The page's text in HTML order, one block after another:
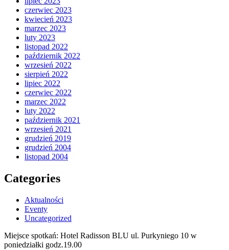
czerwiec 2023
kwiecień 2023
marzec 2023
luty 2023
listopad 2022
październik 2022
wrzesień 2022
sierpień 2022
lipiec 2022
czerwiec 2022
marzec 2022
luty 2022
październik 2021
wrzesień 2021
grudzień 2019
grudzień 2004
listopad 2004
Categories
Aktualności
Eventy
Uncategorized
Miejsce spotkań: Hotel Radisson BLU ul. Purkyniego 10 w
poniedziałki godz.19.00